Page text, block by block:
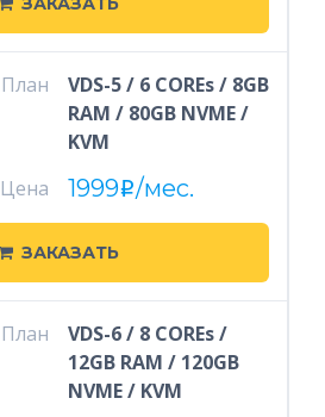
План
VDS-5 / 6 COREs / 8GB
RAM / 80GB NVME /
KVM
Цена
1999i/мес.
ЗАКАЗАТЬ
План
VDS-6 / 8 COREs /
12GB RAM / 120GB
NVME / KVM